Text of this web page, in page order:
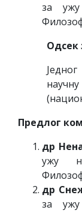
за ужу
Одсек
Предлог
др
ужу
др
за ужу